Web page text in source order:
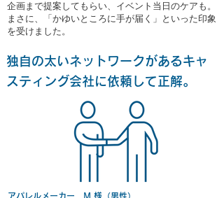
企画まで提案してもらい、イベント当日のケアも。
まさに、「かゆいところに手が届く」といった印象
を受けました。
独自の太いネットワークがあるキャ
スティング会社に依頼して正解。
アパレルメーカー M 様（男性）